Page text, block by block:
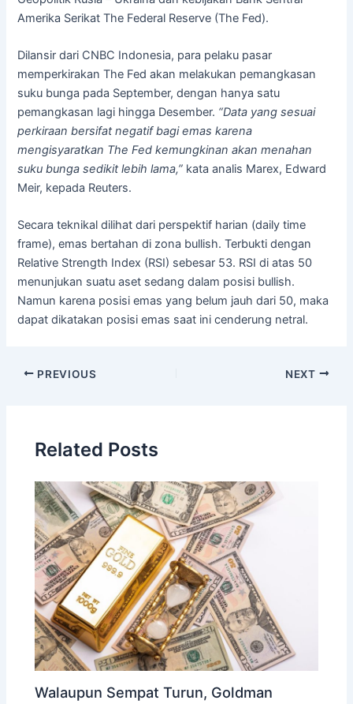
Amerika Serikat The Federal Reserve (The Fed).
Dilansir dari CNBC Indonesia, para pelaku pasar
memperkirakan The Fed akan melakukan pemangkasan
suku bunga pada September, dengan hanya satu
pemangkasan lagi hingga Desember. “Data yang sesuai
perkiraan bersifat negatif bagi emas karena
mengisyaratkan The Fed kemungkinan akan menahan
suku bunga sedikit lebih lama,” kata analis Marex, Edward
Meir, kepada Reuters.
Secara teknikal dilihat dari perspektif harian (daily time
frame), emas bertahan di zona bullish. Terbukti dengan
Relative Strength Index (RSI) sebesar 53. RSI di atas 50
menunjukan suatu aset sedang dalam posisi bullish.
Namun karena posisi emas yang belum jauh dari 50, maka
dapat dikatakan posisi emas saat ini cenderung netral.
PREVIOUS NEXT
Related Posts
Walaupun Sempat Turun, Goldman